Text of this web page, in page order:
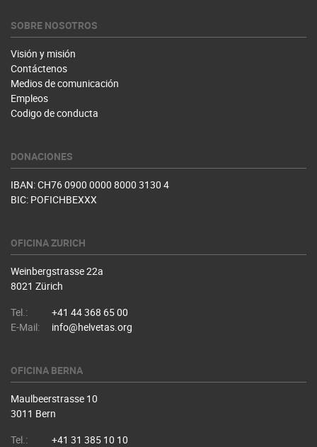
SOBRE NOSOTROS
Visión y misión
Contáctenos
Medios de comunicación
Empleos
Codigo de conducta
DONACIONES
IBAN: CH76 0900 0000 8000 3130 4
BIC: POFICHBEXXX
OFICINA ZURICH
Weinbergstrasse 22a
8021 Zürich
Tel.:
+41 44 368 65 00
E-Mail:
info@helvetas.org
OFICINA BERNA
Maulbeerstrasse 10
3011 Bern
Tel.:
+41 31 385 10 10